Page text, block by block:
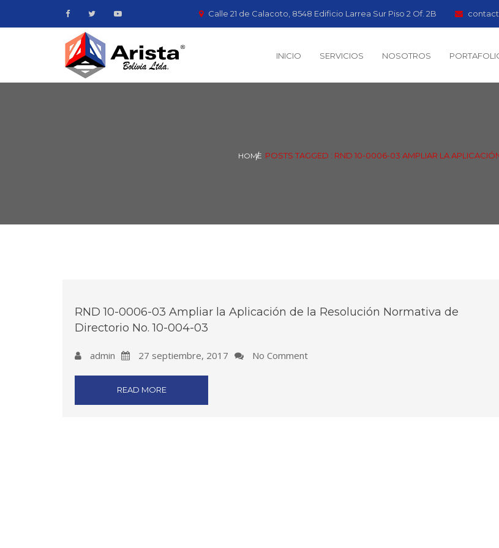
Calle 21 de Calacoto, 8548 Edificio Larrea Sur Piso 2 Of. 2B
INICIO SERVICIOS NOSOTROS
HOME POSTS TAGGED : RND 10-0006-03 AMPLIAR LA
RND 10-0006-03 Ampliar la Aplicación de la Resolución Normativa de
Directorio No. 10-004-03
admin 27 septiembre, 2017 No Comment
READ MORE